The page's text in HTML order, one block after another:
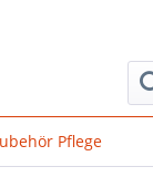
Pflege